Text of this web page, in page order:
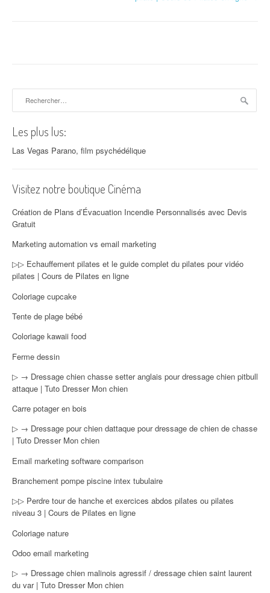
Les plus lus:
Las Vegas Parano, film psychédélique
Visitez notre boutique Cinéma
Création de Plans d’Évacuation Incendie Personnalisés avec Devis
Gratuit
Marketing automation vs email marketing
▷▷ Echauffement pilates et le guide complet du pilates pour vidéo
pilates | Cours de Pilates en ligne
Coloriage cupcake
Tente de plage bébé
Coloriage kawaii food
Ferme dessin
▷ → Dressage chien chasse setter anglais pour dressage chien pitbull
attaque | Tuto Dresser Mon chien
Carre potager en bois
▷ → Dressage pour chien dattaque pour dressage de chien de chasse
| Tuto Dresser Mon chien
Email marketing software comparison
Branchement pompe piscine intex tubulaire
▷▷ Perdre tour de hanche et exercices abdos pilates ou pilates
niveau 3 | Cours de Pilates en ligne
Coloriage nature
Odoo email marketing
▷ → Dressage chien malinois agressif / dressage chien saint laurent
du var | Tuto Dresser Mon chien